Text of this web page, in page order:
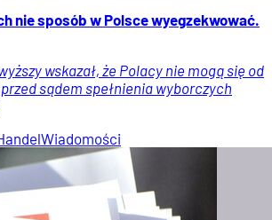
nie sposób w Polsce wyegzekwować.
wskazał, że Polacy nie mogą się od
sądem spełnienia wyborczych
Wiadomości